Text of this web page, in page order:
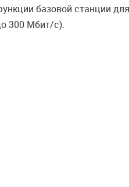
базовой станции
300 Мбит/с).